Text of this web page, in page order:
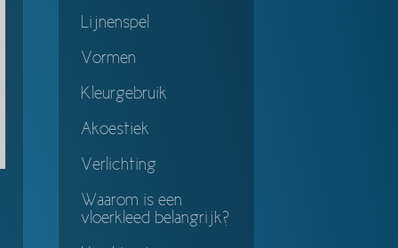
Lijnenspel
Vormen
Kleurgebruik
Akoestiek
Verlichting
Waarom is een
vloerkleed belangrijk?